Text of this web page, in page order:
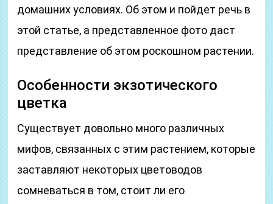
домашних условиях. Об этом и пойдет речь в
этой статье, а представленное фото даст
представление об этом роскошном растении.
Особенности экзотического
цветка
Существует довольно много различных
мифов, связанных с этим растением, которые
заставляют некоторых цветоводов
сомневаться в том, стоит ли его